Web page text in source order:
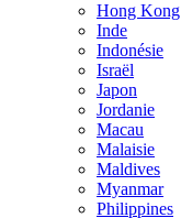
Hong Kong
Inde
Indonésie
Israël
Japon
Jordanie
Macau
Malaisie
Maldives
Myanmar
Philippines